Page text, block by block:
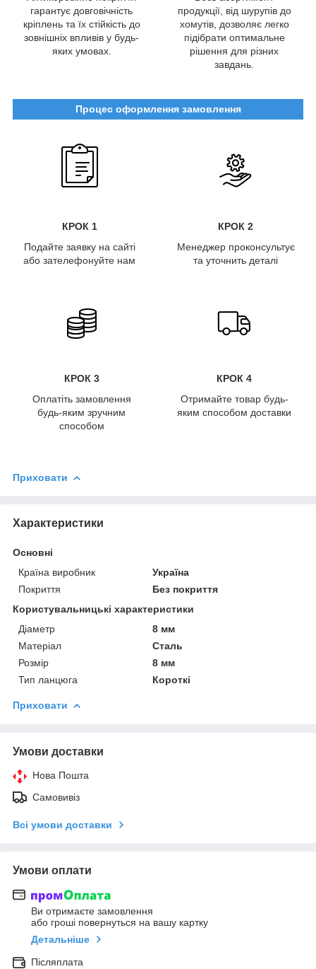
гарантує довговічність
кріплень та їх стійкість до
зовнішніх впливів у будь-
яких умовах.
продукції, від шурупів до
хомутів, дозволяє легко
підібрати оптимальне
рішення для різних
завдань.
Процес оформлення замовлення
КРОК 1
КРОК 2
Подайте заявку на сайті
або зателефонуйте нам
Менеджер проконсультує
та уточнить деталі
КРОК 3
КРОК 4
Оплатіть замовлення
будь-яким зручним
способом
Отримайте товар будь-
яким способом доставки
Приховати
Характеристики
Основні
Країна виробник
Україна
Покриття
Без покриття
Користувальницькі характеристики
Діаметр
8 мм
Матеріал
Сталь
Розмір
8 мм
Тип ланцюга
Короткі
Приховати
Умови доставки
Нова Пошта
Самовивіз
Всі умови доставки
Умови оплати
Ви отримаєте замовлення
або гроші повернуться на вашу картку
Детальніше
Післяплата